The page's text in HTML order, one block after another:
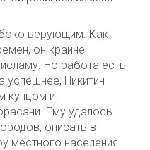
верующим. Как
он крайне
Но работа есть
успешнее, Никитин
купцом и
Ему удалось
описать в
местного населения.